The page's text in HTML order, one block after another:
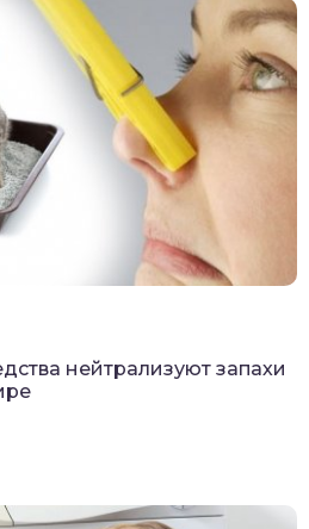
нейтрализуют запахи